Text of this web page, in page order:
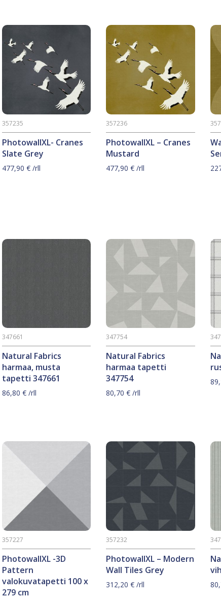
PhotowallXL- Cranes
Slate Grey
357235
477,90 €/rll
PhotowallXL – Cranes
Mustard
357236
477,90€ /rll
Natural Fabrics
harmaa, musta
tapetti 347661
347661
86,80 €/rll
Natural Fabrics
harmaa tapetti
347754
347754
80,70€ /rll
PhotowallXL -3D
Pattern
valokuvatapetti 100 x
279 cm
357227
PhotowallXL – Modern
Wall Tiles Grey
357232
312,20€ /rll